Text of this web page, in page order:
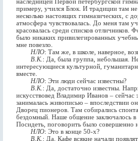
примеру, учился Блок. И традиции там
несколько настоящих гимназических, с
атмосфера чувствовалась. До меня там
красовалась среди списков
было никаких привилегированных
мне повезло.
НЛО: Там же, в школе, наверное,
В.К. : Да, была группа, небольшая.
интересующиеся культурной,
вместе.
НЛО: Эти люди сейчас известны?
В.К. : Да, достаточно известны.
искусствовед Владимир Иванов – сейчас
занималась живописью – впоследствии
Дворец пионеров. Там собирались
бездомный. Наше общение заключалось
Посидеть, поговорить было совершенно
НЛО: Это в конце 50-х?
В.К. : Да. Кафе всякие начали